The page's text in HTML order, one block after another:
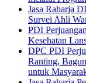
Jasa Raharja
Survei Ahli
PDI
Kesehatan
DPC PDI
Ranting,
untuk